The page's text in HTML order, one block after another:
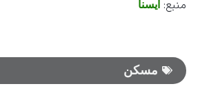
منبع: ایسنا
مسکن